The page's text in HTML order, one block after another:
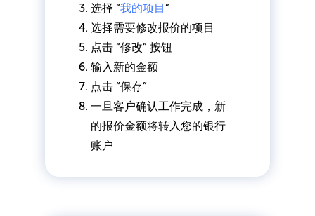
选择 “我的项目 ”
选择需要修改报价的项目
点击 “修改” 按钮
输入新的金额
点击 “保存”
一旦客户确认工作完成，新
的报价金额将转入您的银行
账户